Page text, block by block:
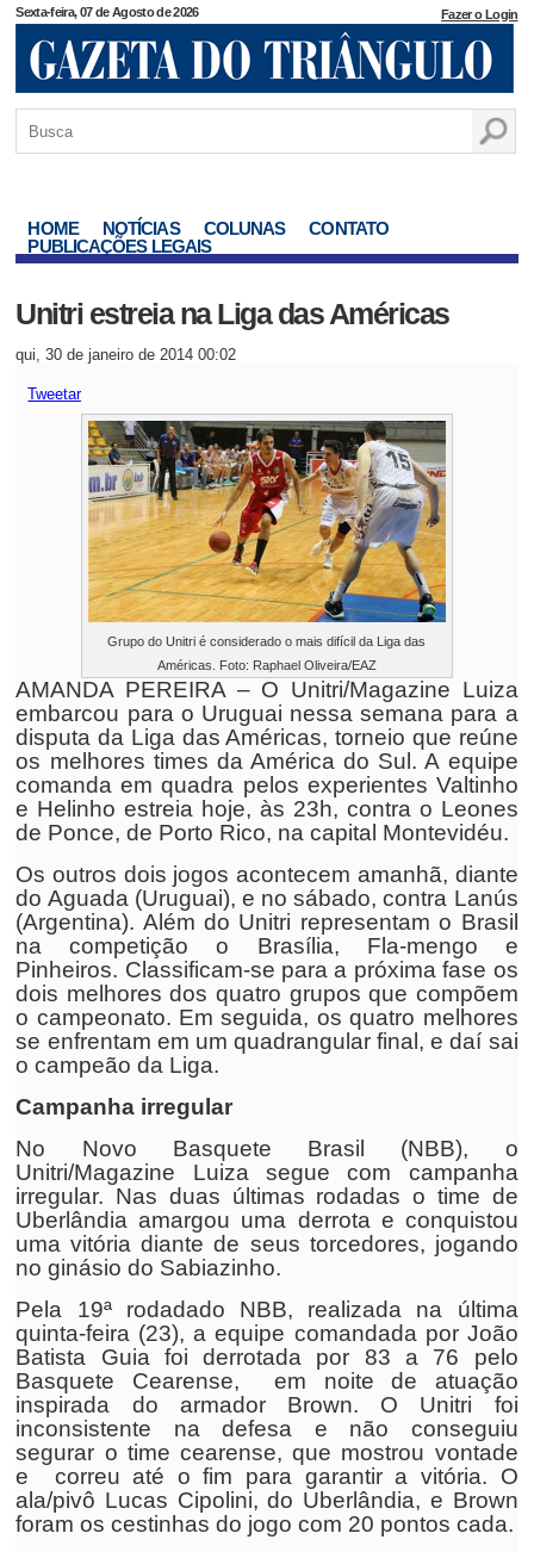
Sexta-feira, 07 de Agosto de 2026 Fazer o Login
HOME NOTÍCIAS COLUNAS
CONTATO
PUBLICAÇÕES LEGAIS
Unitri estreia na Liga das Américas
qui, 30 de janeiro de 2014 00:02
Tweetar
Grupo do Unitri é considerado o mais difícil da Liga das
Américas. Foto: Raphael Oliveira/EAZ
AMANDA PEREIRA – O Unitri/Magazine Luiza
embarcou para o Uruguai nessa semana para a
disputa da Liga das Américas, torneio que reúne
os melhores times da América do Sul. A equipe
comanda em quadra pelos experientes Valtinho
e Helinho estreia hoje, às 23h, contra o Leones
de Ponce, de Porto Rico, na capital Montevidéu.
Os outros dois jogos acontecem amanhã, diante
do Aguada (Uruguai), e no sábado, contra Lanús
(Argentina). Além do Unitri representam o Brasil
na competição o Brasília, Fla-mengo e
Pinheiros. Classificam-se para a próxima fase os
dois melhores dos quatro grupos que compõem
o campeonato. Em seguida, os quatro melhores
se enfrentam em um quadrangular final, e daí sai
o campeão da Liga.
Campanha irregular
No Novo Basquete Brasil (NBB), o
Unitri/Magazine Luiza segue com campanha
irregular. Nas duas últimas rodadas o time de
Uberlândia amargou uma derrota e conquistou
uma vitória diante de seus torcedores, jogando
no ginásio do Sabiazinho.
Pela 19ª rodadado NBB, realizada na última
quinta-feira (23), a equipe comandada por João
Batista Guia foi derrotada por 83 a 76 pelo
Basquete Cearense, em noite de atuação
inspirada do armador Brown. O Unitri foi
inconsistente na defesa e não conseguiu
segurar o time cearense, que mostrou vontade
e correu até o fim para garantir a vitória. O
ala/pivô Lucas Cipolini, do Uberlândia, e Brown
foram os cestinhas do jogo com 20 pontos cada.